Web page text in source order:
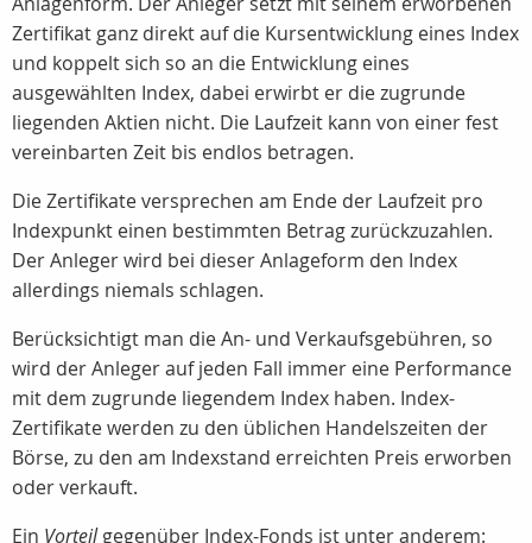
Zertifikat ganz direkt auf die Kursentwicklung eines Index
und koppelt sich so an die Entwicklung eines
ausgewählten Index, dabei erwirbt er die zugrunde
liegenden Aktien nicht. Die Laufzeit kann von einer fest
vereinbarten Zeit bis endlos betragen.
Die Zertifikate versprechen am Ende der Laufzeit pro
Indexpunkt einen bestimmten Betrag zurückzuzahlen.
Der Anleger wird bei dieser Anlageform den Index
allerdings niemals schlagen.
Berücksichtigt man die An- und Verkaufsgebühren, so
wird der Anleger auf jeden Fall immer eine Performance
mit dem zugrunde liegendem Index haben. Index-
Zertifikate werden zu den üblichen Handelszeiten der
Börse, zu den am Indexstand erreichten Preis erworben
oder verkauft.
Ein Vorteilgegenüber Index-Fonds ist unter anderem: